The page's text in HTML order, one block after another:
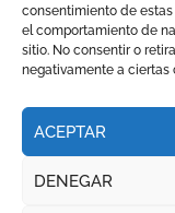
consentimiento de
el comportamiento de
sitio. No consentir o
negativamente a
ACEPTAR
DENEGAR
Copyright ©